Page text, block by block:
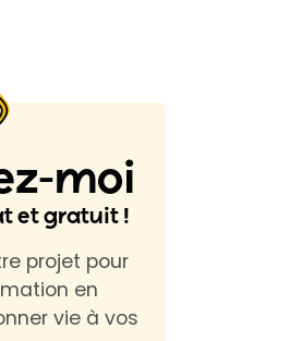
moi
et gratuit !
projet pour
en
vie à vos